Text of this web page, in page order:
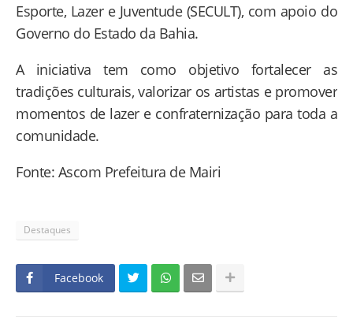
Esporte, Lazer e Juventude (SECULT), com apoio do
Governo do Estado da Bahia.
A iniciativa tem como objetivo fortalecer as
tradições culturais, valorizar os artistas e promover
momentos de lazer e confraternização para toda a
comunidade.
Fonte: Ascom Prefeitura de Mairi
Destaques
Facebook